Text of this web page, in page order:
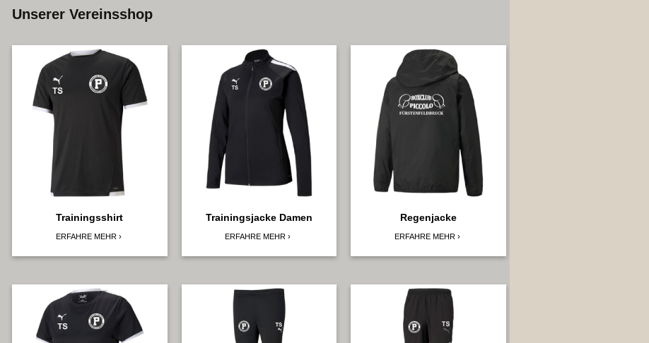
Unserer Vereinsshop
Trainingsshirt
ERFAHRE MEHR
Trainingsjacke Damen
ERFAHRE MEHR
Regenjacke
ERFAHRE MEHR